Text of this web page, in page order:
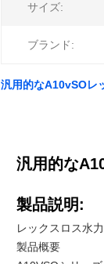
サイズ:
ブランド:
汎用的なA10vSOレ
汎用的な
製品説明:
レックスロス水
製品概要